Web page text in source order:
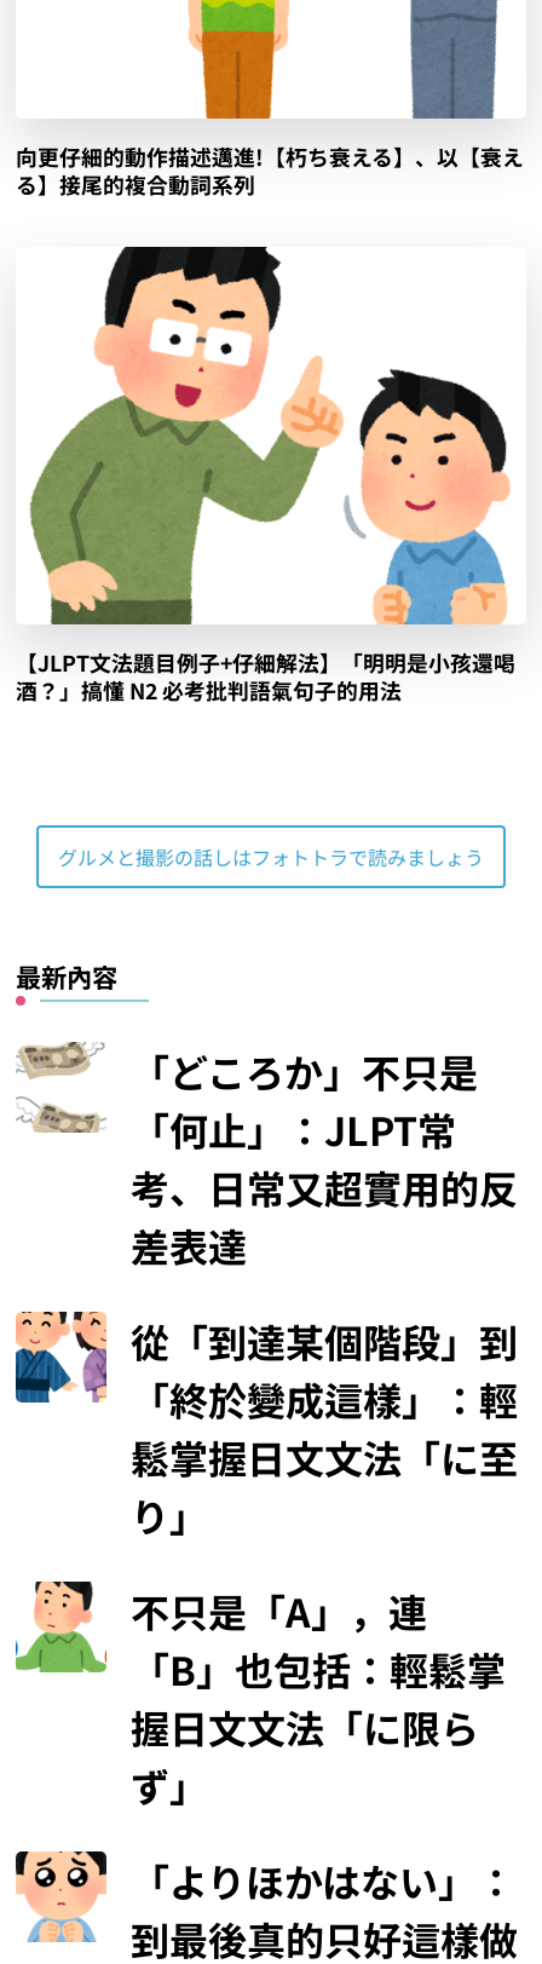
向更仔細的動作描述邁進!【朽ち衰える】、以【衰え
る】接尾的複合動詞系列
【JLPT文法題目例子+仔細解法】「明明是小孩還喝
酒？」搞懂 N2 必考批判語氣句子的用法
グルメと撮影の話しはフォトトラで読みましょう
最新內容
「どころか」不只是
「何止」：JLPT常
考、日常又超實用的反
差表達
從「到達某個階段」到
「終於變成這樣」：輕
鬆掌握日文文法「に至
り」
不只是「A」，連
「B」也包括：輕鬆掌
握日文文法「に限ら
ず」
「よりほかはない」：
到最後真的只好這樣做